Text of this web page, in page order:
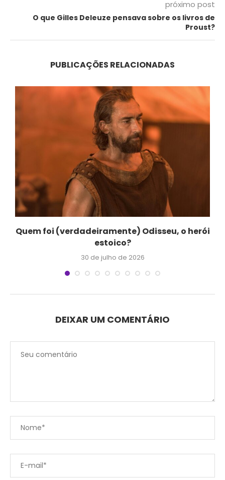
próximo post
O que Gilles Deleuze pensava sobre os livros de
Proust?
PUBLICAÇÕES RELACIONADAS
Quem foi (verdadeiramente) Odisseu, o herói
estoico?
30 de julho de 2026
DEIXAR UM COMENTÁRIO